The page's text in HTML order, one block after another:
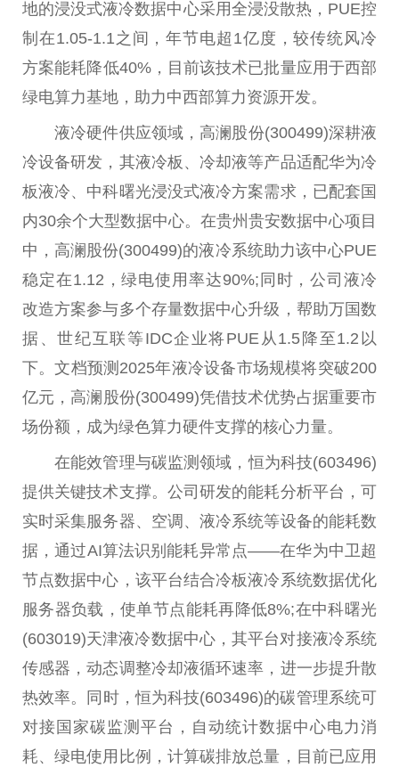
地的浸没式液冷数据中心采用全浸没散热，PUE控
制在1.05-1.1之间，年节电超1亿度，较传统风冷
方案能耗降低40%，目前该技术已批量应用于西部
绿电算力基地，助力中西部算力资源开发。
液冷硬件供应领域，高澜股份(300499)深耕液
冷设备研发，其液冷板、冷却液等产品适配华为冷
板液冷、中科曙光浸没式液冷方案需求，已配套国
内30余个大型数据中心。在贵州贵安数据中心项目
中，高澜股份(300499)的液冷系统助力该中心PUE
稳定在1.12，绿电使用率达90%;同时，公司液冷
改造方案参与多个存量数据中心升级，帮助万国数
据、世纪互联等IDC企业将PUE从1.5降至1.2以
下。文档预测2025年液冷设备市场规模将突破200
亿元，高澜股份(300499)凭借技术优势占据重要市
场份额，成为绿色算力硬件支撑的核心力量。
在能效管理与碳监测领域，恒为科技(603496)
提供关键技术支撑。公司研发的能耗分析平台，可
实时采集服务器、空调、液冷系统等设备的能耗数
据，通过AI算法识别能耗异常点——在华为中卫超
节点数据中心，该平台结合冷板液冷系统数据优化
服务器负载，使单节点能耗再降低8%;在中科曙光
(603019)天津液冷数据中心，其平台对接液冷系统
传感器，动态调整冷却液循环速率，进一步提升散
热效率。同时，恒为科技(603496)的碳管理系统可
对接国家碳监测平台，自动统计数据中心电力消
耗、绿电使用比例，计算碳排放总量，目前已应用